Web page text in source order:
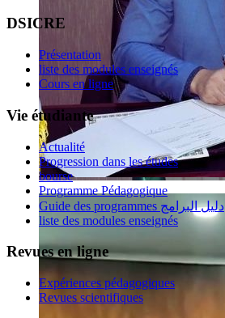
DSICRE
Présentation
liste des modules enseignés
Cours en ligne
Vie étudiante
Actualité
Progression dans les études
bourse
Programme Pédagogique
Guide des programmes دليل البرامج
liste des modules enseignés
Revues en ligne
Expériences pédagogiques
Revues scientifiques